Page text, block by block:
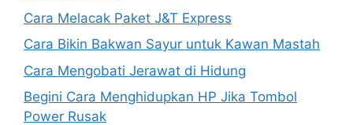
Cara Melacak Paket J&T Express
Cara Bikin Bakwan Sayur untuk Kawan Mastah
Cara Mengobati Jerawat di Hidung
Begini Cara Menghidupkan HP Jika Tombol
Power Rusak